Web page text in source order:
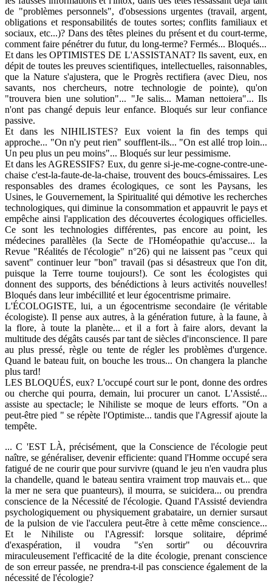
de "problèmes personnels", d'obsessions urgentes (travail, argent,
obligations et responsabilités de toutes sortes; conflits familiaux et
sociaux, etc...)? Dans des têtes pleines du présent et du court-terme,
comment faire pénétrer du futur, du long-terme? Fermés... Bloqués...
Et dans les OPTIMISTES DE L'ASSISTANAT? Ils savent, eux, en
dépit de toutes les preuves scientifiques, intellectuelles, raisonnables,
que la Nature s'ajustera, que le Progrès rectifiera (avec Dieu, nos
savants, nos chercheurs, notre technologie de pointe), qu'on
"trouvera bien une solution"... "Je salis... Maman nettoiera"... Ils
n'ont pas changé depuis leur enfance. Bloqués sur leur confiance
passive.
Et dans les NIHILISTES? Eux voient la fin des temps qui
approche... "On n'y peut rien" soufflent-ils... "On est allé trop loin...
Un peu plus un peu moins"... Bloqués sur leur pessimisme.
Et dans les AGRESSIFS? Eux, du genre si-je-me-cogne-contre-une-
chaise c'est-la-faute-de-la-chaise, trouvent des boucs-émissaires. Les
responsables des drames écologiques, ce sont les Paysans, les
Usines, le Gouvernement, la Spiritualité qui démotive les recherches
technologiques, qui diminue la consommation et appauvrit le pays et
empêche ainsi l'application des découvertes écologiques officielles.
Ce sont les technologies différentes, pas encore au point, les
médecines parallèles (la Secte de l'Homéopathie qu'accuse... la
Revue "Réalités de l'écologie" n°26) qui ne laissent pas "ceux qui
savent" continuer leur "bon" travail (pas si désastreux que l'on dit,
puisque la Terre tourne toujours!). Ce sont les écologistes qui
donnent des supports, des bénédictions à leurs activités nouvelles!
Bloqués dans leur imbécillité et leur égocentrisme primaire.
L'ÉCOLOGISTE, lui, a un égocentrisme secondaire (le véritable
écologiste). Il pense aux autres, à la génération future, à la faune, à
la flore, à toute la planète... et il a fort à faire alors, devant la
multitude des dégâts causés par tant de siècles d'inconscience. Il pare
au plus pressé, règle ou tente de régler les problèmes d'urgence.
Quand le bateau fuit, on bouche les trous... On changera la planche
plus tard!
LES BLOQUÉS, eux? L'occupé court sur le pont, donne des ordres
ou cherche qui pourra, demain, lui procurer un canot. L'Assisté...
assiste au spectacle; le Nihiliste se moque de leurs efforts. "On a
peut-être pied " se répète l'Optimiste... tandis que l'Agressif ajoute la
tempête.
... C 'EST LÀ, précisément, que la Conscience de l'écologie peut
naître, se généraliser, devenir efficiente: quand l'Homme occupé sera
fatigué de ne courir que pour survivre (quand le jeu n'en vaudra plus
la chandelle, quand le bateau sentira vraiment trop mauvais et... que
la mer ne sera que puanteurs), il mourra, se suicidera... ou prendra
conscience de la Nécessité de l'écologie. Quand I'Assisté deviendra
psychologiquement ou physiquement grabataire, un dernier sursaut
de la pulsion de vie l'acculera peut-être à cette même conscience...
Et le Nihiliste ou l'Agressif: lorsque solitaire, déprimé
d'exaspération, il voudra "s'en sortir" ou découvrira
miraculeusement l'efficacité de la dite écologie, prenant conscience
de son erreur passée, ne prendra-t-il pas conscience également de la
nécessité de l'écologie?